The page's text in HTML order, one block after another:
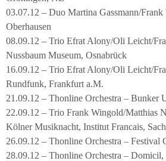
03.07.12 – Duo Martina Gassmann/
Oberhausen
08.09.12 – Trio Efrat Alony/Oli Leicht/
Nussbaum Museum, Osnabrück
16.09.12 – Trio Efrat Alony/Oli Leicht/
Rundfunk, Frankfurt a.M.
21.09.12 – Thonline Orchestra – Bunker
22.09.12 – Trio Frank Wingold/Matthias
Kölner Musiknacht, Institut Francais,
26.09.12 – Thonline Orchestra – Festival
28.09.12 – Thonline Orchestra –